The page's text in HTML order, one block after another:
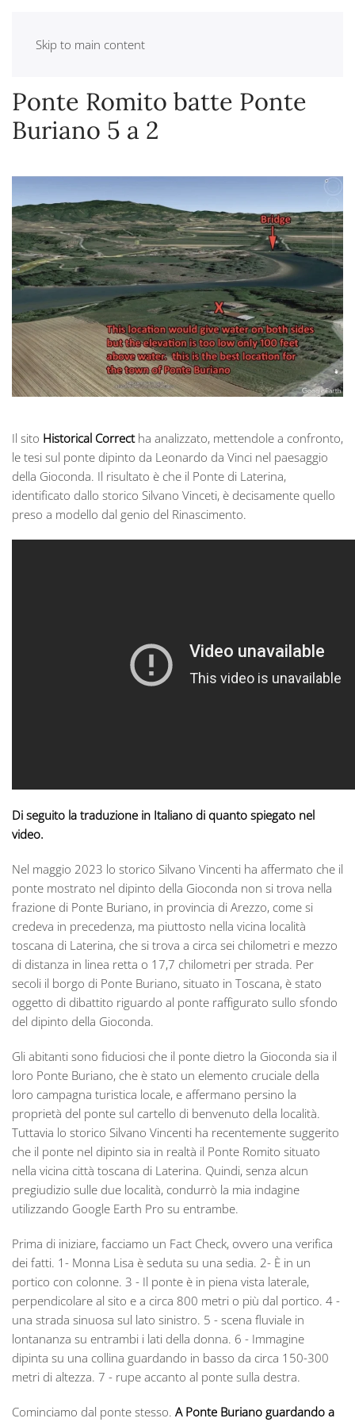
Skip to main content
Ponte Romito batte Ponte
Buriano 5 a 2
Il sito Historical Correctha analizzato, mettendole a confronto,
le tesi sul ponte dipinto da Leonardo da Vinci nel paesaggio
della Gioconda. Il risultato è che il Ponte di Laterina,
identificato dallo storico Silvano Vinceti, è decisamente quello
preso a modello dal genio del Rinascimento.
Di seguito la traduzione in Italiano di quanto spiegato nel
video.
Nel maggio 2023 lo storico Silvano Vincenti ha affermato che il
ponte mostrato nel dipinto della Gioconda non si trova nella
frazione di Ponte Buriano, in provincia di Arezzo, come si
credeva in precedenza, ma piuttosto nella vicina località
toscana di Laterina, che si trova a circa sei chilometri e mezzo
di distanza in linea retta o 17,7 chilometri per strada. Per
secoli il borgo di Ponte Buriano, situato in Toscana, è stato
oggetto di dibattito riguardo al ponte raffigurato sullo sfondo
del dipinto della Gioconda.
Gli abitanti sono fiduciosi che il ponte dietro la Gioconda sia il
loro Ponte Buriano, che è stato un elemento cruciale della
loro campagna turistica locale, e affermano persino la
proprietà del ponte sul cartello di benvenuto della località.
Tuttavia lo storico Silvano Vincenti ha recentemente suggerito
che il ponte nel dipinto sia in realtà il Ponte Romito situato
nella vicina città toscana di Laterina. Quindi, senza alcun
pregiudizio sulle due località, condurrò la mia indagine
utilizzando Google Earth Pro su entrambe.
Prima di iniziare, facciamo un Fact Check, ovvero una verifica
dei fatti. 1- Monna Lisa è seduta su una sedia. 2- È in un
portico con colonne. 3 - Il ponte è in piena vista laterale,
perpendicolare al sito e a circa 800 metri o più dal portico. 4 -
una strada sinuosa sul lato sinistro. 5 - scena fluviale in
lontananza su entrambi i lati della donna. 6 - Immagine
dipinta su una collina guardando in basso da circa 150-300
metri di altezza. 7 - rupe accanto al ponte sulla destra.
Cominciamo dal ponte stesso. A Ponte Buriano guardando a